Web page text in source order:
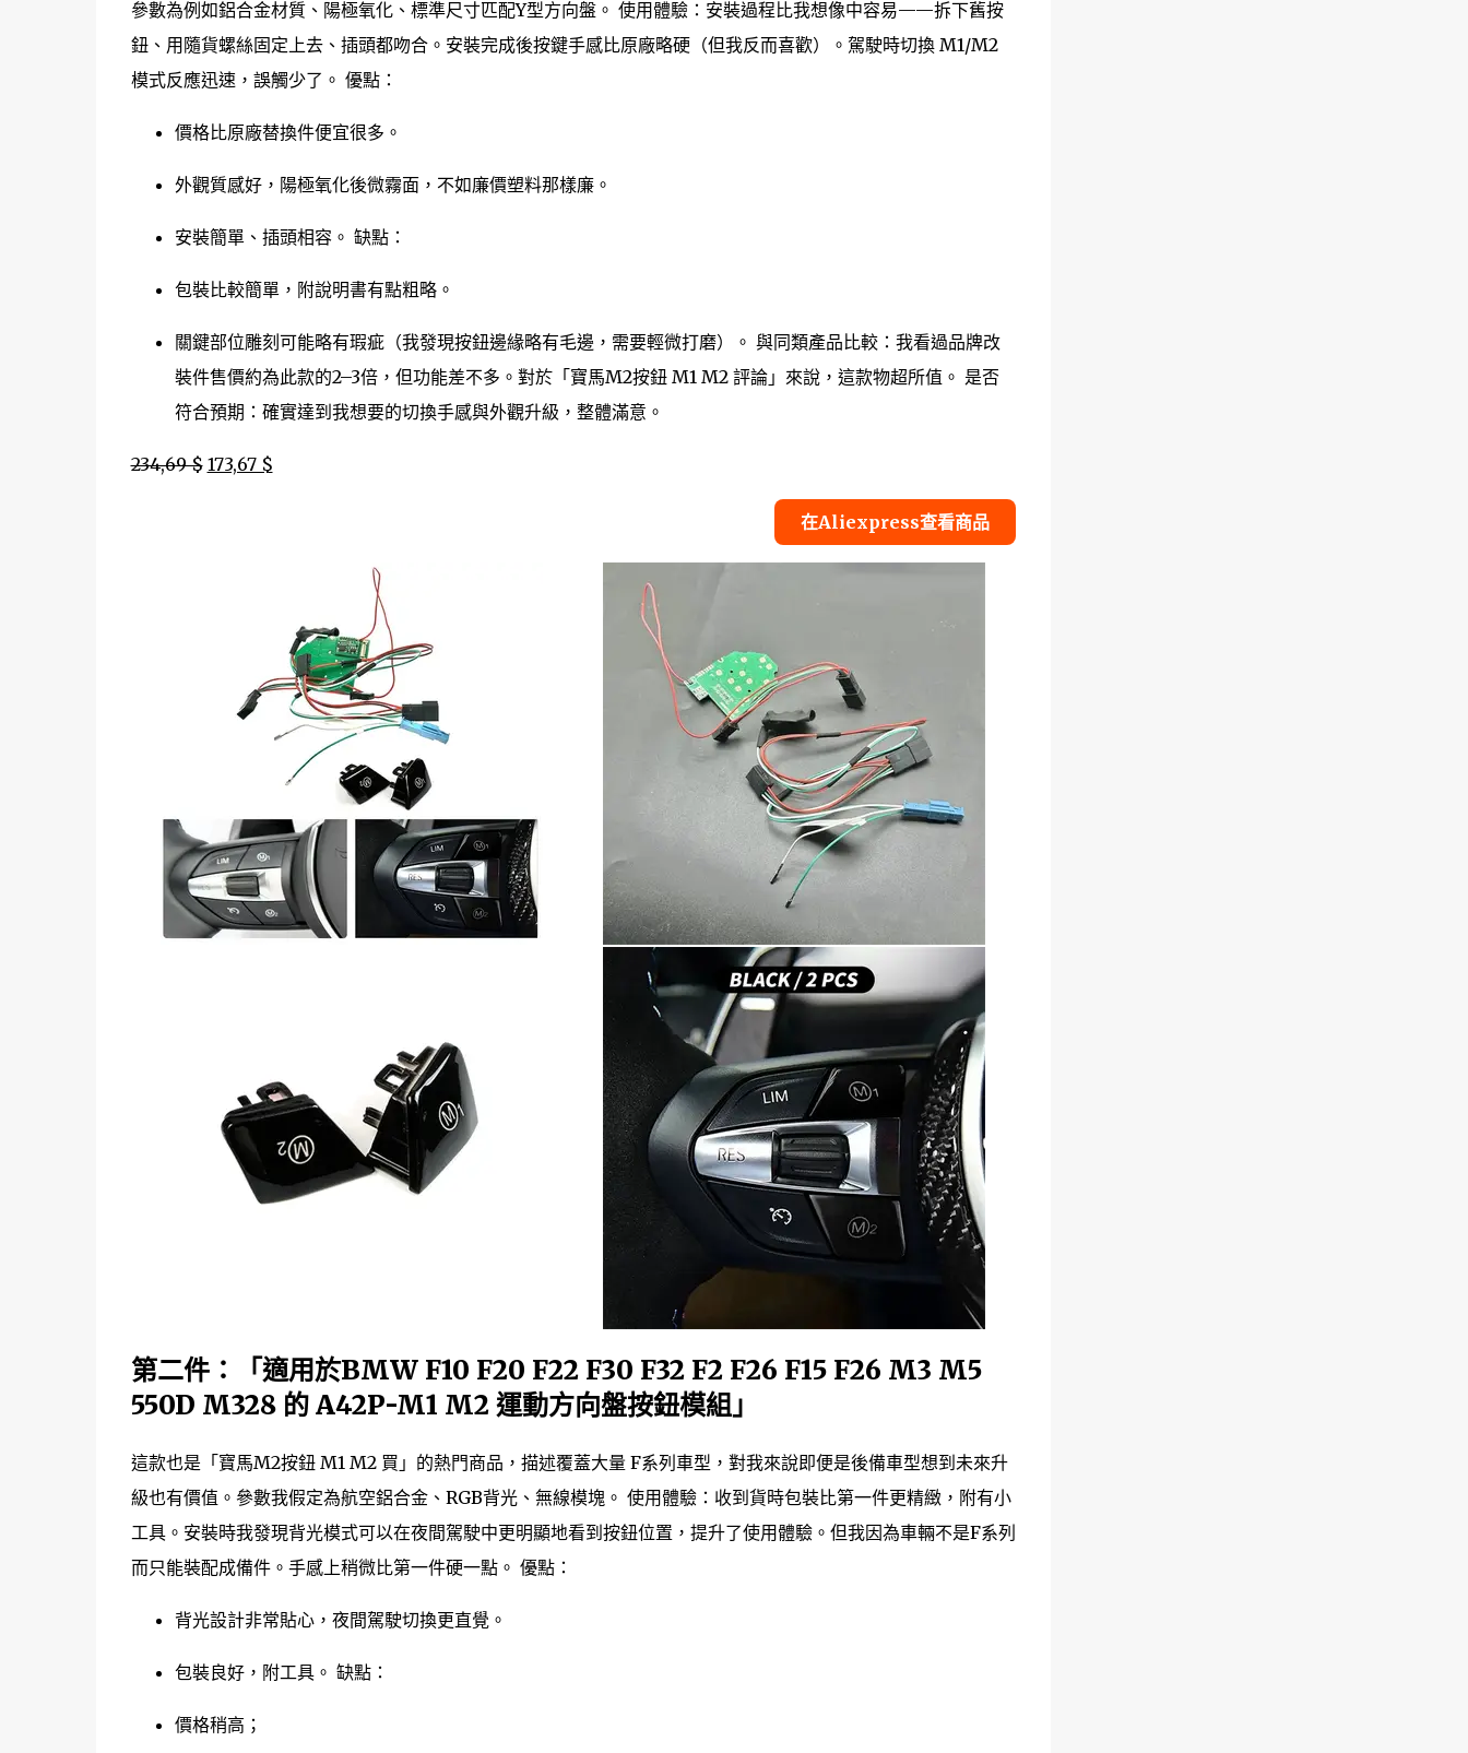
參數為例如鋁合金材質、陽極氧化、標準尺寸匹配Y型方向盤。 使用體驗：安裝過程比我想像中容易——拆下舊按
鈕、用隨貨螺絲固定上去、插頭都吻合。安裝完成後按鍵手感比原廠略硬（但我反而喜歡）。駕駛時切換 M1/M2
模式反應迅速，誤觸少了。 優點：
價格比原廠替換件便宜很多。
外觀質感好，陽極氧化後微霧面，不如廉價塑料那樣廉。
安裝簡單、插頭相容。 缺點：
包裝比較簡單，附說明書有點粗略。
關鍵部位雕刻可能略有瑕疵（我發現按鈕邊緣略有毛邊，需要輕微打磨）。 與同類產品比較：我看過品牌改
裝件售價約為此款的2–3倍，但功能差不多。對於「寶馬M2按鈕 M1 M2 評論」來說，這款物超所值。 是否
符合預期：確實達到我想要的切換手感與外觀升級，整體滿意。
234,69 $ 173,67 $
在Aliexpress查看商品
第二件：
「適用於BMW F10 F20 F22 F30 F32 F2 F26 F15 F26 M3 M5
550D M328 的 A42P-M1 M2 運動方向盤按鈕模組」
這款也是「寶馬M2按鈕 M1 M2 買」的熱門商品，描述覆蓋大量 F系列車型，對我來說即便是後備車型想到未來升
級也有價值。參數我假定為航空鋁合金、RGB背光、無線模塊。 使用體驗：收到貨時包裝比第一件更精緻，附有小
工具。安裝時我發現背光模式可以在夜間駕駛中更明顯地看到按鈕位置，提升了使用體驗。但我因為車輛不是F系列
而只能裝配成備件。手感上稍微比第一件硬一點。 優點：
背光設計非常貼心，夜間駕駛切換更直覺。
包裝良好，附工具。 缺點：
價格稍高；